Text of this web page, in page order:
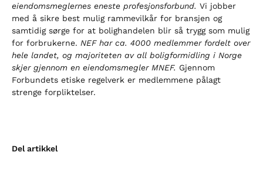
eiendomsmeglernes eneste profesjonsforbund. Vi jobber
med å sikre best mulig rammevilkår for bransjen og
samtidig sørge for at bolighandelen blir så trygg som mulig
for forbrukerne. NEF har ca. 4000 medlemmer fordelt over
hele landet, og majoriteten av all boligformidling i Norge
skjer gjennom en eiendomsmegler MNEF. Gjennom
Forbundets etiske regelverk er medlemmene pålagt
strenge forpliktelser.
Del artikkel